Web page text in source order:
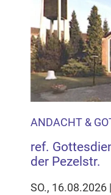
ANDACHT &
ref.
der Pezelstr.
SO., 16.08.2026